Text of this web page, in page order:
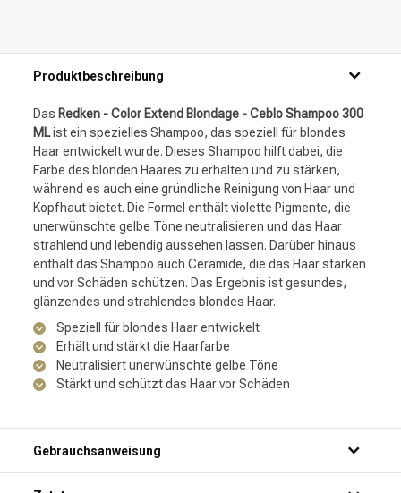
Produktbeschreibung
Das Redken - Color Extend Blondage - Ceblo Shampoo 300
MList ein spezielles Shampoo, das speziell für blondes
Haar entwickelt wurde. Dieses Shampoo hilft dabei, die
Farbe des blonden Haares zu erhalten und zu stärken,
während es auch eine gründliche Reinigung von Haar und
Kopfhaut bietet. Die Formel enthält violette Pigmente, die
unerwünschte gelbe Töne neutralisieren und das Haar
strahlend und lebendig aussehen lassen. Darüber hinaus
enthält das Shampoo auch Ceramide, die das Haar stärken
und vor Schäden schützen. Das Ergebnis ist gesundes,
glänzendes und strahlendes blondes Haar.
Speziell für blondes Haar entwickelt
Erhält und stärkt die Haarfarbe
Neutralisiert unerwünschte gelbe Töne
Stärkt und schützt das Haar vor Schäden
Gebrauchsanweisung